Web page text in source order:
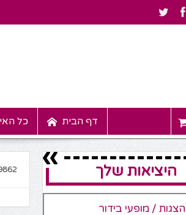
כל דף הבית
היציאות שלך
הצגות / מופעי בידור